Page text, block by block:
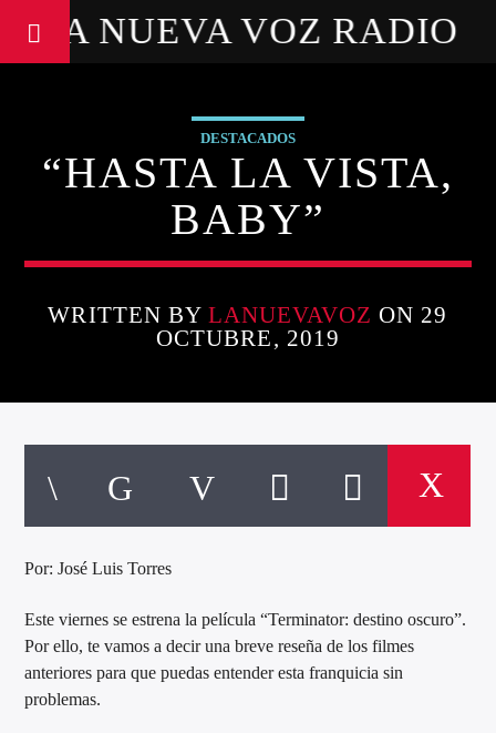
LA NUEVA VOZ RADIO
DESTACADOS
“HASTA LA VISTA,
BABY”
WRITTEN BY LANUEVAVOZ ON 29
OCTUBRE, 2019
Por: José Luis Torres
Este viernes se estrena la película “Terminator: destino oscuro”.
Por ello, te vamos a decir una breve reseña de los filmes
anteriores para que puedas entender esta franquicia sin
problemas.